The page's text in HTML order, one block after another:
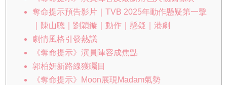
奪命提示預告影片｜TVB 2025年動作懸疑第一擊
｜陳山聰｜劉穎鏇｜動作｜懸疑｜港劇
劇情風格引發熱議
《奪命提示》演員陣容成焦點
郭柏妍新路線獲矚目
《奪命提示》Moon展現Madam氣勢